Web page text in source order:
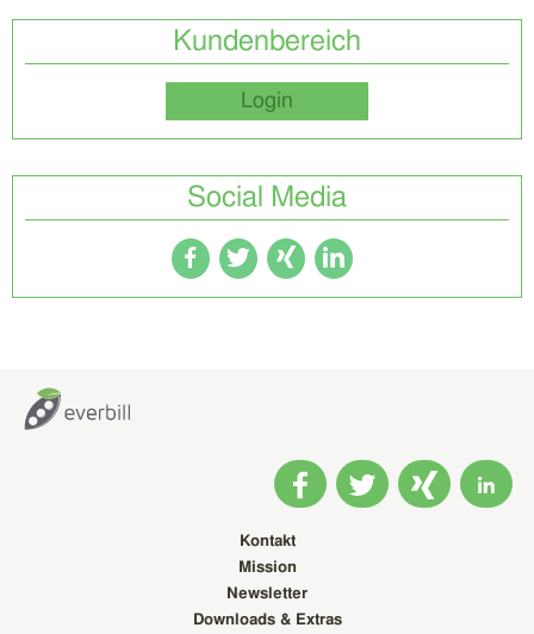
Kundenbereich
Login
Social Media
Kontakt
Mission
Newsletter
Downloads & Extras